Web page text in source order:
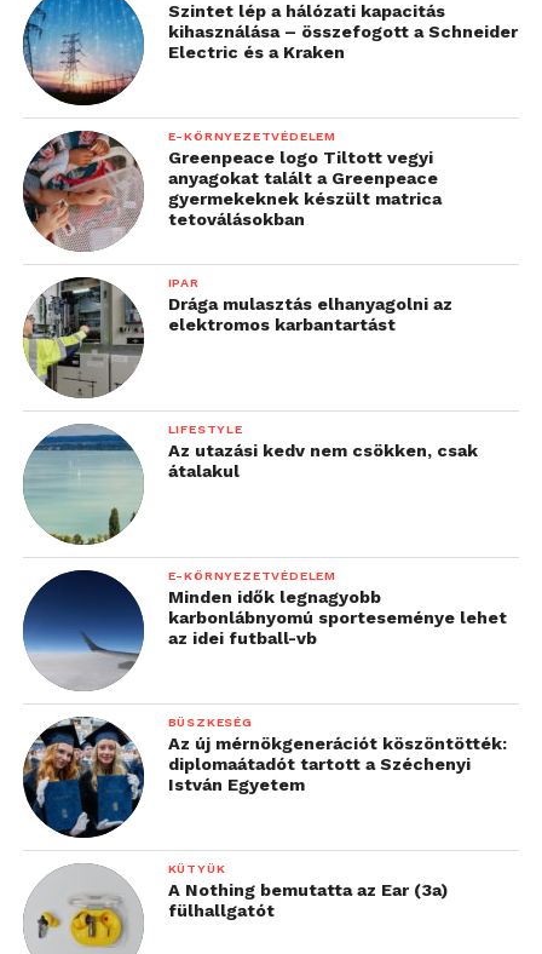
Szintet lép a hálózati kapacitás
kihasználása – összefogott a Schneider
Electric és a Kraken
E-KÖRNYEZETVÉDELEM
Greenpeace logo Tiltott vegyi
anyagokat talált a Greenpeace
gyermekeknek készült matrica
tetoválásokban
IPAR
Drága mulasztás elhanyagolni az
elektromos karbantartást
LIFESTYLE
Az utazási kedv nem csökken, csak
átalakul
E-KÖRNYEZETVÉDELEM
Minden idők legnagyobb
karbonlábnyomú sporteseménye lehet
az idei futball-vb
BÜSZKESÉG
Az új mérnökgenerációt köszöntötték:
diplomaátadót tartott a Széchenyi
István Egyetem
KÜTYÜK
A Nothing bemutatta az Ear (3a)
fülhallgatót